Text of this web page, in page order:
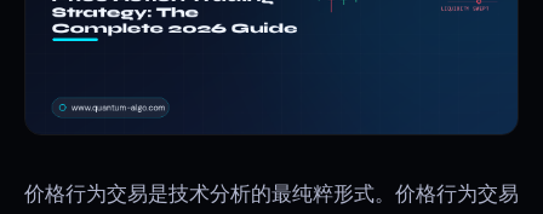
价格行为交易是技术分析的最纯粹形式。价格行为交易